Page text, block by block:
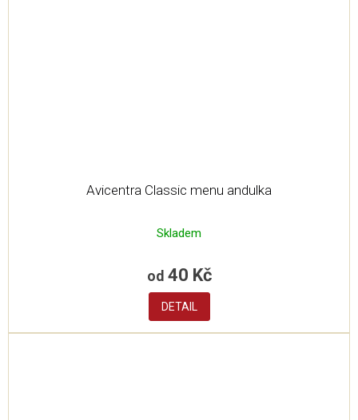
Avicentra Classic menu andulka
Skladem
od40 Kč
DETAIL